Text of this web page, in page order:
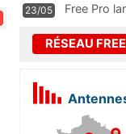
23/05 Free Pro
RÉSEAU